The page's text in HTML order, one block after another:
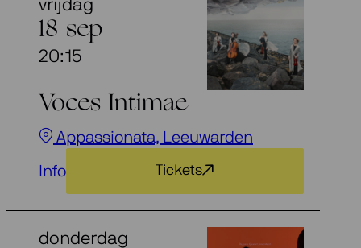
vrijdag
18 sep
20:15
Voces Intimae
Appassionata, Leeuwarden
Info Tickets
donderdag